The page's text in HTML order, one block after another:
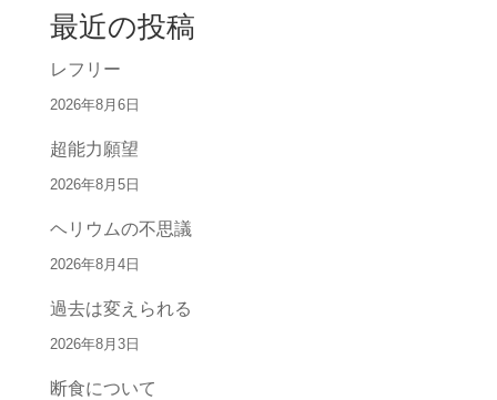
最近の投稿
レフリー
2026年8月6日
超能力願望
2026年8月5日
ヘリウムの不思議
2026年8月4日
過去は変えられる
2026年8月3日
断食について